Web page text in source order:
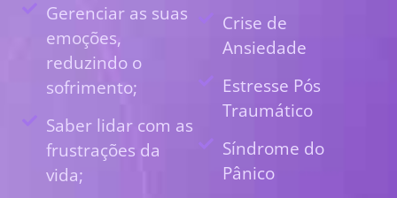
Gerenciar as suas
emoções,
reduzindo o
sofrimento;
Saber lidar com as
frustrações da
vida;
Crise de
Ansiedade
Estresse Pós
Traumático
Síndrome do
Pânico